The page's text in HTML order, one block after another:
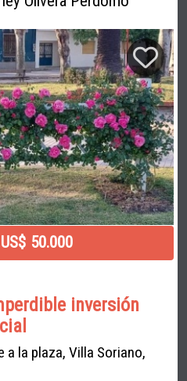
50.000
inversión
a la plaza, Villa Soriano,